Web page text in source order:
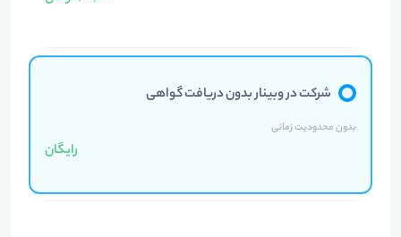
شرکت در وبینار بدون دریافت گواهی
بدون محدودیت زمانی
رایگان